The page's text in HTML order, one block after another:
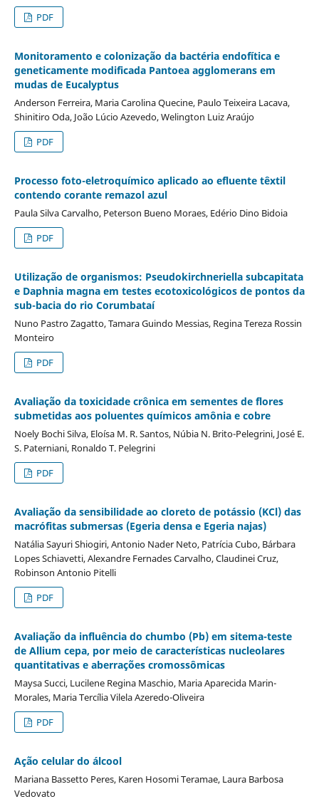
PDF
Monitoramento e colonização da bactéria endofítica e
geneticamente modificada Pantoea agglomerans em
mudas de Eucalyptus
Anderson Ferreira, Maria Carolina Quecine, Paulo Teixeira Lacava,
Shinitiro Oda, João Lúcio Azevedo, Welington Luiz Araújo
PDF
Processo foto-eletroquímico aplicado ao efluente têxtil
contendo corante remazol azul
Paula Silva Carvalho, Peterson Bueno Moraes, Edério Dino Bidoia
PDF
Utilização de organismos: Pseudokirchneriella subcapitata
e Daphnia magna em testes ecotoxicológicos de pontos da
sub-bacia do rio Corumbataí
Nuno Pastro Zagatto, Tamara Guindo Messias, Regina Tereza Rossin
Monteiro
PDF
Avaliação da toxicidade crônica em sementes de flores
submetidas aos poluentes químicos amônia e cobre
Noely Bochi Silva, Eloísa M. R. Santos, Núbia N. Brito-Pelegrini, José E.
S. Paterniani, Ronaldo T. Pelegrini
PDF
Avaliação da sensibilidade ao cloreto de potássio (KCl) das
macrófitas submersas (Egeria densa e Egeria najas)
Natália Sayuri Shiogiri, Antonio Nader Neto, Patrícia Cubo, Bárbara
Lopes Schiavetti, Alexandre Fernades Carvalho, Claudinei Cruz,
Robinson Antonio Pitelli
PDF
Avaliação da influência do chumbo (Pb) em sitema-teste
de Allium cepa, por meio de características nucleolares
quantitativas e aberrações cromossômicas
Maysa Succi, Lucilene Regina Maschio, Maria Aparecida Marin-
Morales, Maria Tercília Vilela Azeredo-Oliveira
PDF
Ação celular do álcool
Mariana Bassetto Peres, Karen Hosomi Teramae, Laura Barbosa
Vedovato